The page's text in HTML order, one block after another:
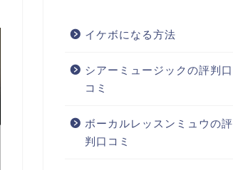
イケボになる方法
シアーミュージックの評判口
コミ
ボーカルレッスンミュウの評
判口コミ